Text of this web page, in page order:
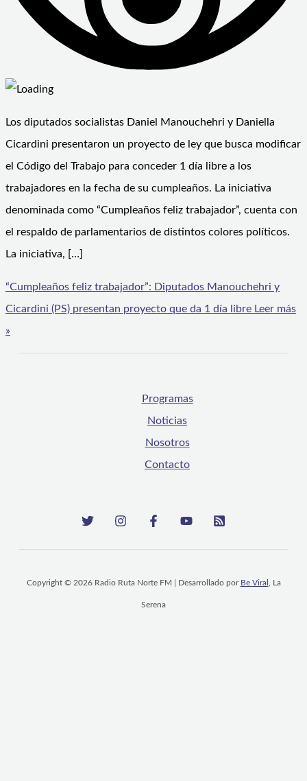
Los diputados socialistas Daniel Manouchehri y Daniella
Cicardini presentaron un proyecto de ley que busca modificar
el Código del Trabajo para conceder 1 día libre a los
trabajadores en la fecha de su cumpleaños. La iniciativa
denominada como “Cumpleaños feliz trabajador”, cuenta con
el respaldo de parlamentarios de distintos colores políticos.
La iniciativa, […]
“Cumpleaños feliz trabajador”: Diputados Manouchehri y
Cicardini (PS) presentan proyecto que da 1 día libre Leer más
»
Programas
Noticias
Nosotros
Contacto
Copyright © 2026 Radio Ruta Norte FM | Desarrollado por Be Viral , La
Serena